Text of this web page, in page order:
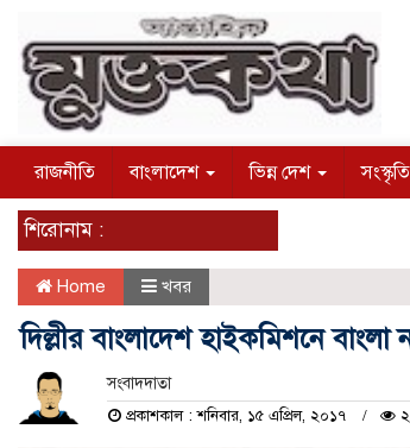
রাজনীতি বাংলাদেশ ভিন্ন দেশ সংস্কৃতি
শিরোনাম :
Home খবর
দিল্লীর বাংলাদেশ হাইকমিশনে বাংলা
সংবাদদাতা
প্রকাশকাল : শনিবার, ১৫ এপ্রিল, ২০১৭